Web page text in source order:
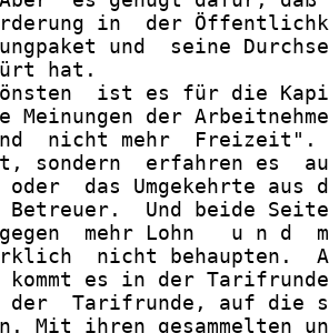
in  der
und  seine
hat.
ist es für die
Meinungen der
nicht mehr
sondern  erfahren es
oder  das Umgekehrte aus
Betreuer.  Und beide
mehr Lohn   u n d
nicht behaupten.
kommt es in der
der  Tarifrunde, auf die
Mit ihren gesammelten